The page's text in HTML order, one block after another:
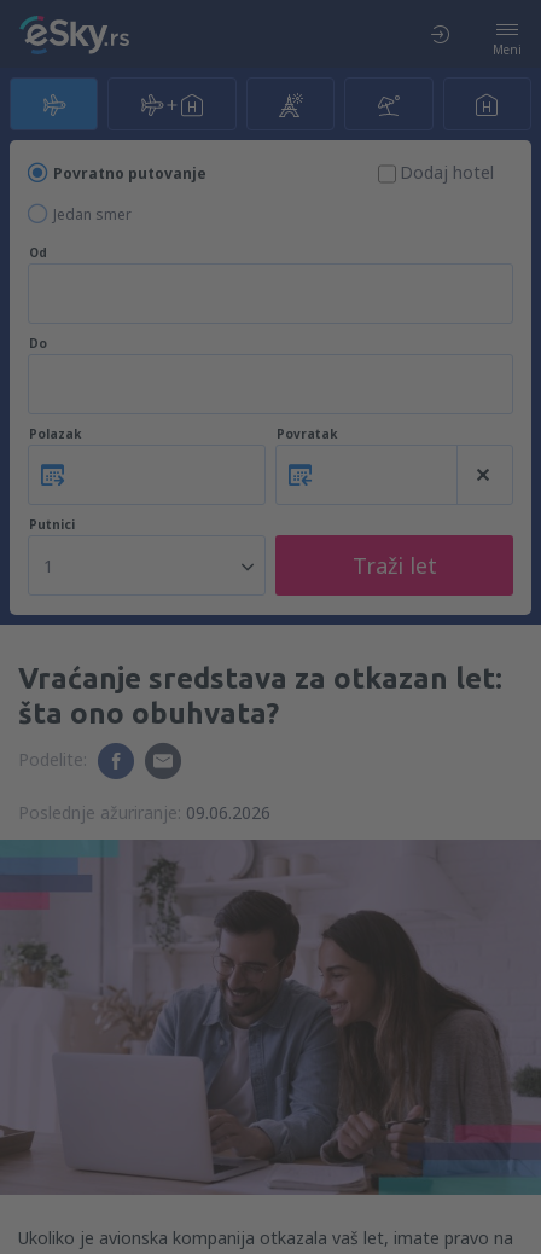
Meni
Povratno putovanje
Jedan smer
Dodaj hotel
Od
Do
Polazak Povratak
Putnici
1 Traži let
Vraćanje sredstava za otkazan let:
šta ono obuhvata?
Podelite:
Poslednje ažuriranje: 09.06.2026
Ukoliko je avionska kompanija otkazala vaš let, imate pravo na